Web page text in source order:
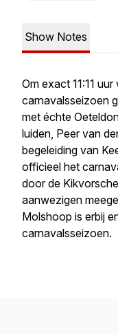
Show Notes
Om exact 11:11
carnavalsseizoen
met échte
luiden, Peer van
begeleiding van
officieel het
door de
aanwezigen
Molshoop is erbij
carnavalsseizoen.